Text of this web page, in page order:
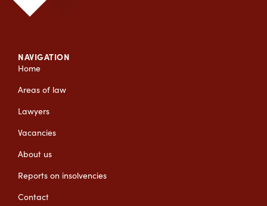
NAVIGATION
Home
Areas of law
Lawyers
Vacancies
About us
Reports on insolvencies
Contact